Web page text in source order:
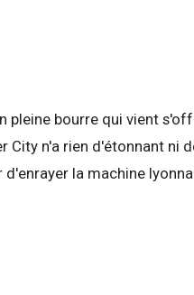
pleine bourre qui vient
n'a rien d'étonnant ni
la machine